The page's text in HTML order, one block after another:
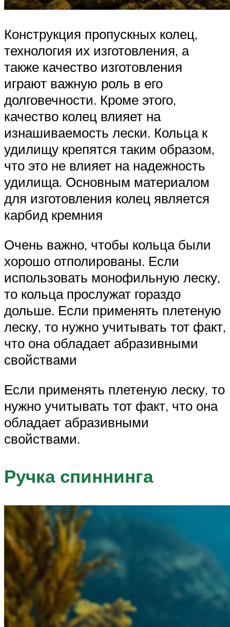
Конструкция пропускных колец,
технология их изготовления, а
также качество изготовления
играют важную роль в его
долговечности. Кроме этого,
качество колец влияет на
изнашиваемость лески. Кольца к
удилищу крепятся таким образом,
что это не влияет на надежность
удилища. Основным материалом
для изготовления колец является
карбид кремния
Очень важно, чтобы кольца были
хорошо отполированы. Если
использовать монофильную леску,
то кольца прослужат гораздо
дольше. Если применять плетеную
леску, то нужно учитывать тот факт,
что она обладает абразивными
свойствами
Если применять плетеную леску, то
нужно учитывать тот факт, что она
обладает абразивными
свойствами.
Ручка спиннинга